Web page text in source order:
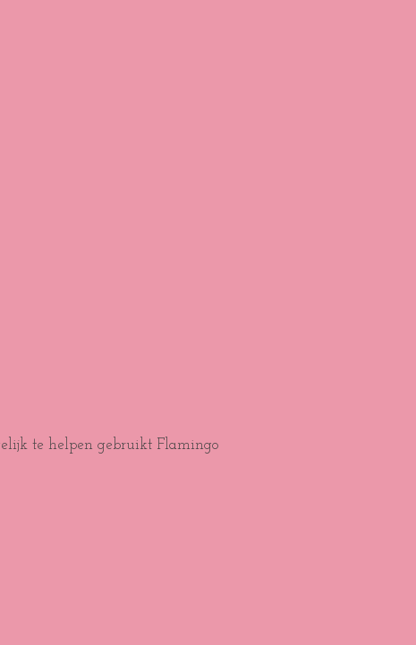
te helpen gebruikt Flamingo